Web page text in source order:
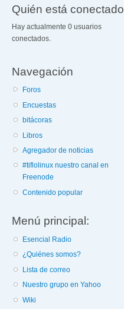
Quién está conectado
Hay actualmente 0 usuarios
conectados.
Navegación
Foros
Encuestas
bitácoras
Libros
Agregador de noticias
#tiflolinux nuestro canal en
Freenode
Contenido popular
Menú principal:
Esencial Radio
¿Quiénes somos?
Lista de correo
Nuestro grupo en Yahoo
Wiki